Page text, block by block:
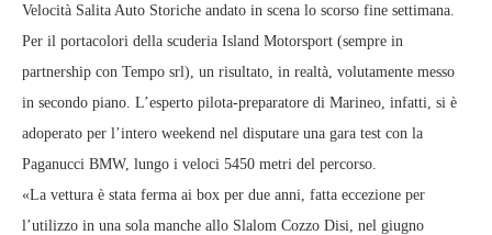
Velocità Salita Auto Storiche andato in scena lo scorso fine settimana.
Per il portacolori della scuderia Island Motorsport (sempre in
partnership con Tempo srl), un risultato, in realtà, volutamente messo
in secondo piano. L’esperto pilota-preparatore di Marineo, infatti, si è
adoperato per l’intero weekend nel disputare una gara test con la
Paganucci BMW, lungo i veloci 5450 metri del percorso.
«La vettura è stata ferma ai box per due anni, fatta eccezione per
l’utilizzo in una sola manche allo Slalom Cozzo Disi, nel giugno